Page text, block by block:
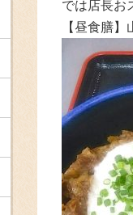
では店長お
【昼食膳】